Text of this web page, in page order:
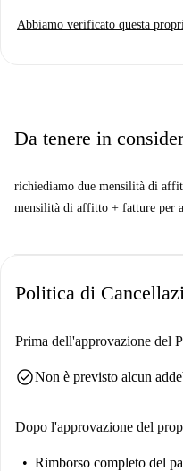
direttamente al proprietario in
e Macelleria Carni Scelte alla
supermercato Carrefour è
Abbiamo verificato questa
Da tenere in
richiediamo due mensilità di
mensilità di affitto + fatture per
Politica di
Prima dell'approvazione del
check_circleNon è previsto alcun
Dopo l'approvazione del
Rimborso completo del